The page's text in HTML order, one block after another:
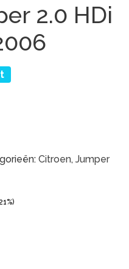
2.0 HDi
Citroen, Jumper